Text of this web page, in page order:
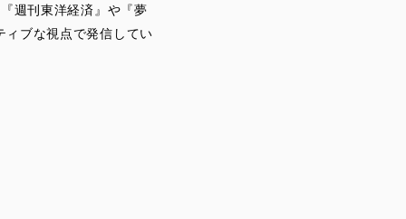
週刊東洋経済』や『夢
ブな視点で発信してい